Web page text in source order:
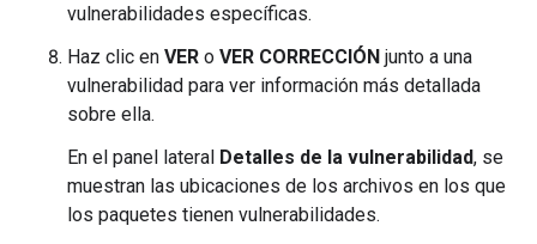
vulnerabilidades específicas.
Haz clic en VER o VER CORRECCIÓN junto a una
vulnerabilidad para ver información más detallada
sobre ella.
En el panel lateral Detalles de la vulnerabilidad, se
muestran las ubicaciones de los archivos en los que
los paquetes tienen vulnerabilidades.